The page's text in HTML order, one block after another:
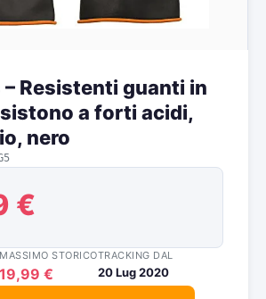
Resistenti guanti in
a forti acidi,
nero
€
MASSIMO STORICO
19,99 €
TRACKING DAL
20 Lug 2020